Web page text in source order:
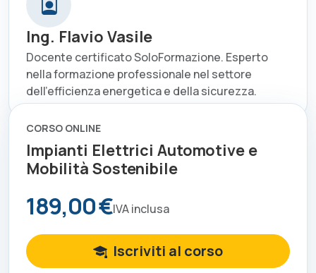
Ing. Flavio Vasile
Docente certificato SoloFormazione. Esperto
nella formazione professionale nel settore
dell'efficienza energetica e della sicurezza.
CORSO ONLINE
Impianti Elettrici Automotive e
Mobilità Sostenibile
189,00 €IVA inclusa
Iscriviti al corso